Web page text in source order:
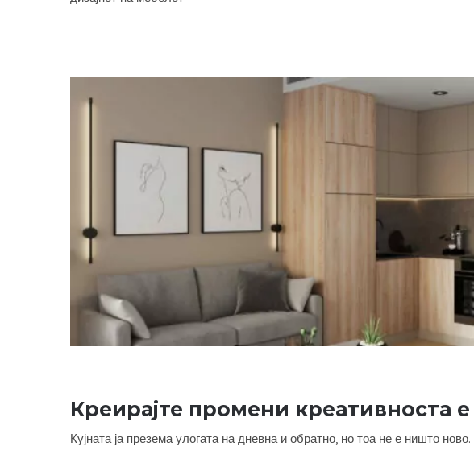
Креирајте промени креативноста
Кујната ја презема улогата на дневна и обратно, но тоа не е ништо